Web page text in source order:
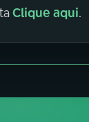
Clique aqui.